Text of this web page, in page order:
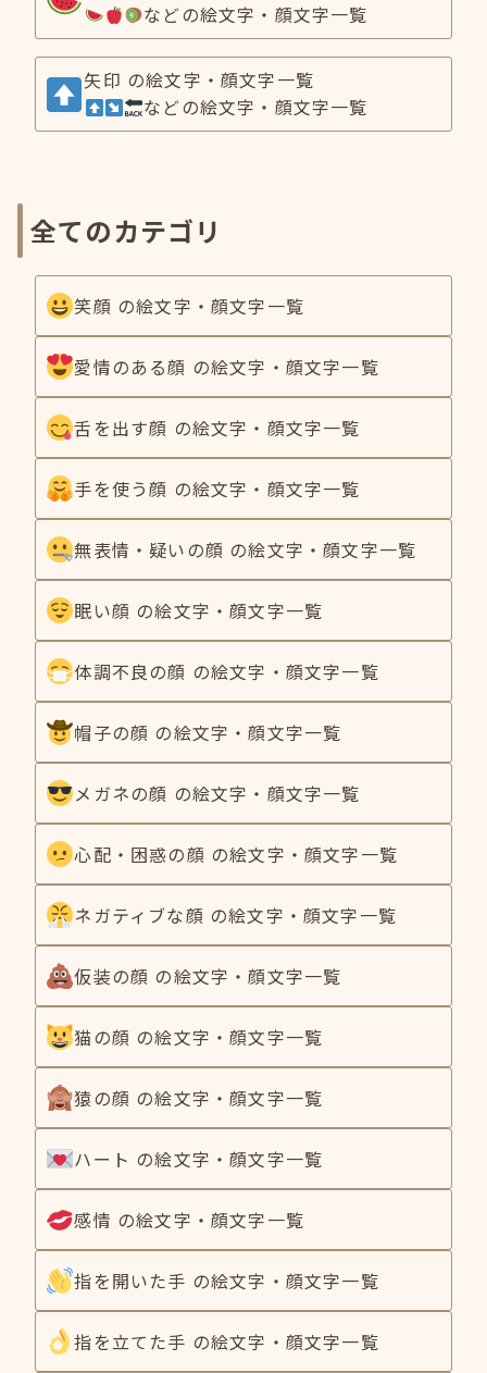
などの絵文字・顔文字一覧
矢印 の絵文字・顔文字一覧
などの絵文字・顔文字一覧
全てのカテゴリ
笑顔 の絵文字・顔文字一覧
愛情のある顔 の絵文字・顔文字一覧
舌を出す顔 の絵文字・顔文字一覧
手を使う顔 の絵文字・顔文字一覧
無表情・疑いの顔 の絵文字・顔文字一覧
眠い顔 の絵文字・顔文字一覧
体調不良の顔 の絵文字・顔文字一覧
帽子の顔 の絵文字・顔文字一覧
メガネの顔 の絵文字・顔文字一覧
心配・困惑の顔 の絵文字・顔文字一覧
ネガティブな顔 の絵文字・顔文字一覧
仮装の顔 の絵文字・顔文字一覧
猫の顔 の絵文字・顔文字一覧
猿の顔 の絵文字・顔文字一覧
ハート の絵文字・顔文字一覧
感情 の絵文字・顔文字一覧
指を開いた手 の絵文字・顔文字一覧
指を立てた手 の絵文字・顔文字一覧